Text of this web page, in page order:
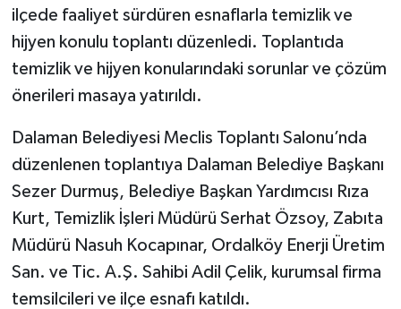
ilçede faaliyet sürdüren esnaflarla temizlik ve
hijyen konulu toplantı düzenledi. Toplantıda
temizlik ve hijyen konularındaki sorunlar ve çözüm
önerileri masaya yatırıldı.
Dalaman Belediyesi Meclis Toplantı Salonu’nda
düzenlenen toplantıya Dalaman Belediye Başkanı
Sezer Durmuş, Belediye Başkan Yardımcısı Rıza
Kurt, Temizlik İşleri Müdürü Serhat Özsoy, Zabıta
Müdürü Nasuh Kocapınar, Ordalköy Enerji Üretim
San. ve Tic. A.Ş. Sahibi Adil Çelik, kurumsal firma
temsilcileri ve ilçe esnafı katıldı.